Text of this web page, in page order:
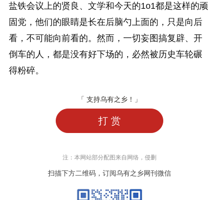
盐铁会议上的贤良、文学和今天的1o1都是这样的顽
固党，他们的眼睛是长在后脑勺上面的，只是向后
看，不可能向前看的。然而，一切妄图搞复辟、开
倒车的人，都是没有好下场的，必然被历史车轮碾
得粉碎。
「 支持乌有之乡！」
打 赏
注：本网站部分配图来自网络，侵删
扫描下方二维码，订阅乌有之乡网刊微信